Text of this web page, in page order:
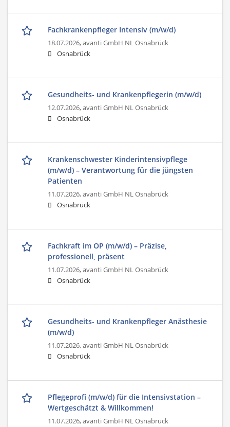
Fachkrankenpfleger Intensiv (m/w/d)
18.07.2026,avanti GmbH NL Osnabrück
Osnabrück
Gesundheits- und Krankenpflegerin (m/w/d)
12.07.2026,avanti GmbH NL Osnabrück
Osnabrück
Krankenschwester Kinderintensivpflege
(m/w/d) – Verantwortung für die jüngsten
Patienten
11.07.2026,avanti GmbH NL Osnabrück
Osnabrück
Fachkraft im OP (m/w/d) – Präzise,
professionell, präsent
11.07.2026,avanti GmbH NL Osnabrück
Osnabrück
Gesundheits- und Krankenpfleger Anästhesie
(m/w/d)
11.07.2026,avanti GmbH NL Osnabrück
Osnabrück
Pflegeprofi (m/w/d) für die Intensivstation –
Wertgeschätzt & Willkommen!
11.07.2026,avanti GmbH NL Osnabrück